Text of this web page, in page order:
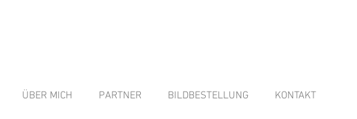
ÜBER MICH PARTNER BILDBESTELLUNG KONTAKT